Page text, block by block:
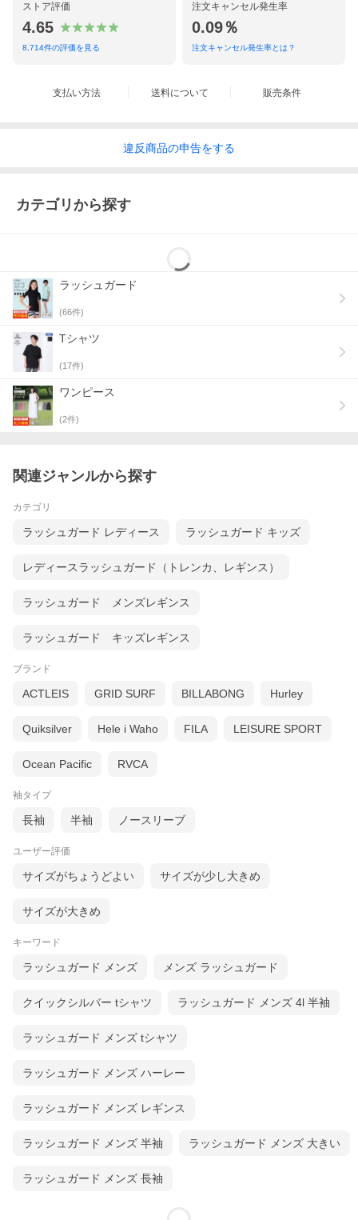
ストア評価
4.65
8,714件の評価を見る
注文キャンセル発生率
0.09％
注文キャンセル発生率とは？
支払い方法 送料について 販売条件
違反商品の申告をする
カテゴリから探す
ラッシュガード
(66件)
Tシャツ
(17件)
ワンピース
(2件)
関連ジャンルから探す
カテゴリ
ラッシュガード レディース ラッシュガード キッズ
レディースラッシュガード（トレンカ、レギンス）
ラッシュガード メンズレギンス
ラッシュガード キッズレギンス
ブランド
ACTLEIS GRID SURF BILLABONG Hurley
Quiksilver Hele i Waho FILA LEISURE SPORT
Ocean Pacific RVCA
袖タイプ
長袖 半袖 ノースリーブ
ユーザー評価
サイズがちょうどよい サイズが少し大きめ
サイズが大きめ
キーワード
ラッシュガード メンズ メンズ ラッシュガード
クイックシルバー tシャツ ラッシュガード メンズ 4l 半袖
ラッシュガード メンズ tシャツ
ラッシュガード メンズ ハーレー
ラッシュガード メンズ レギンス
ラッシュガード メンズ 半袖 ラッシュガード メンズ 大きい
ラッシュガード メンズ 長袖